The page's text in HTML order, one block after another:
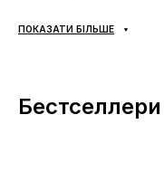
року в залежності
Усі товари
ПОКАЗАТИ БІЛЬШЕ
Бестселлери